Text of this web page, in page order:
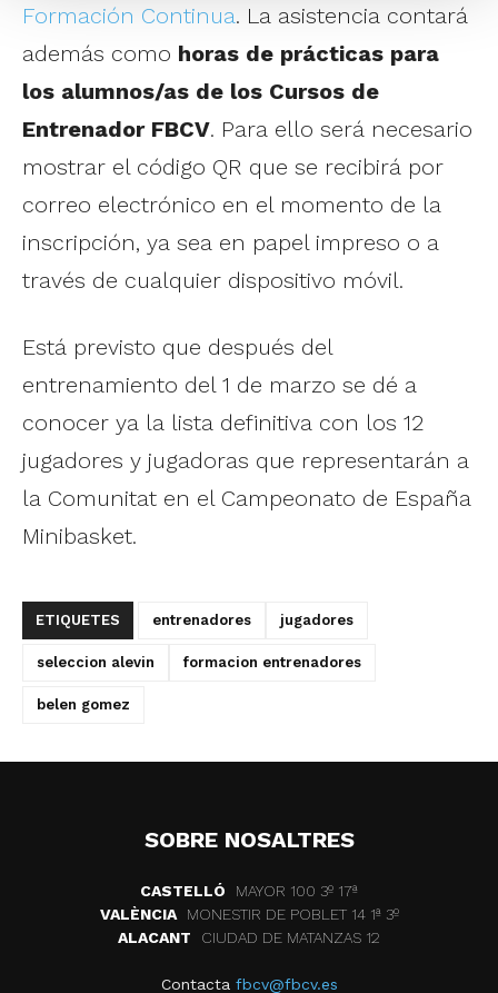
Formación Continua. La asistencia contará
además como horas de prácticas para
los alumnos/as de los Cursos de
Entrenador FBCV. Para ello será necesario
mostrar el código QR que se recibirá por
correo electrónico en el momento de la
inscripción, ya sea en papel impreso o a
través de cualquier dispositivo móvil.
Está previsto que después del
entrenamiento del 1 de marzo se dé a
conocer ya la lista definitiva con los 12
jugadores y jugadoras que representarán a
la Comunitat en el Campeonato de España
Minibasket.
ETIQUETES entrenadores jugadores
seleccion alevin formacion entrenadores
belen gomez
SOBRE NOSALTRES
CASTELLÓ
MAYOR 100 3º 17ª
VALÈNCIA
MONESTIR DE POBLET 14 1ª 3º
ALACANT
CIUDAD DE MATANZAS 12
Contacta fbcv@fbcv.es